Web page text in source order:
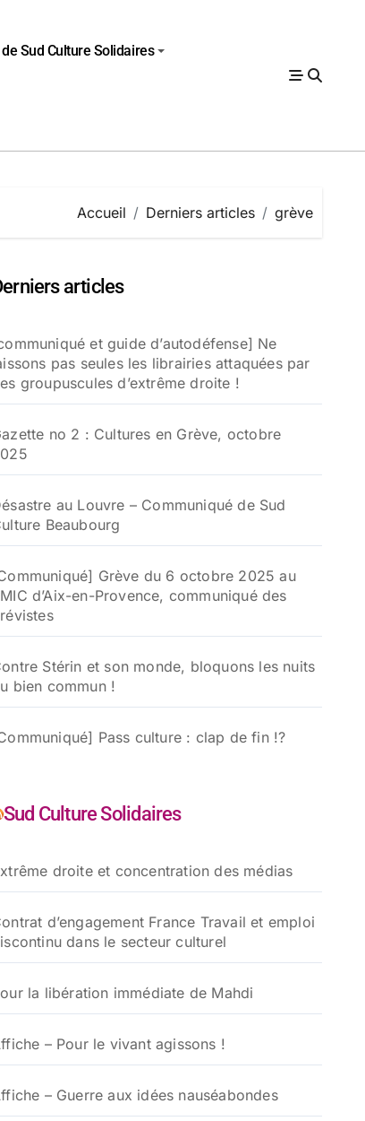
Sud Culture Solidaires
Accueil Derniers articles grève
articles
et guide d’autodéfense] Ne
pas seules les librairies attaquées par
groupuscules d’extrême droite !
no 2 : Cultures en Grève, octobre
au Louvre – Communiqué de Sud
Beaubourg
Grève du 6 octobre 2025 au
d’Aix-en-Provence, communiqué des
Stérin et son monde, bloquons les nuits
bien commun !
Pass culture : clap de fin !?
Sud Culture Solidaires
droite et concentration des médias
d’engagement France Travail et emploi
dans le secteur culturel
la libération immédiate de Mahdi
– Pour le vivant agissons !
– Guerre aux idées nauséabondes